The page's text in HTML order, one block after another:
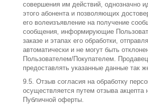
совершения им действий, однозначно
этого абонента и позволяющих
его волеизъявление на получение
сообщения, информирующие
заказе и этапах его обработки,
автоматически и не могут быть
Пользователем/Покупателем.
предоставлять указанные данные так
9.5. Отзыв согласия на обработку
осуществляется путем отзыва акцепта
Публичной оферты.